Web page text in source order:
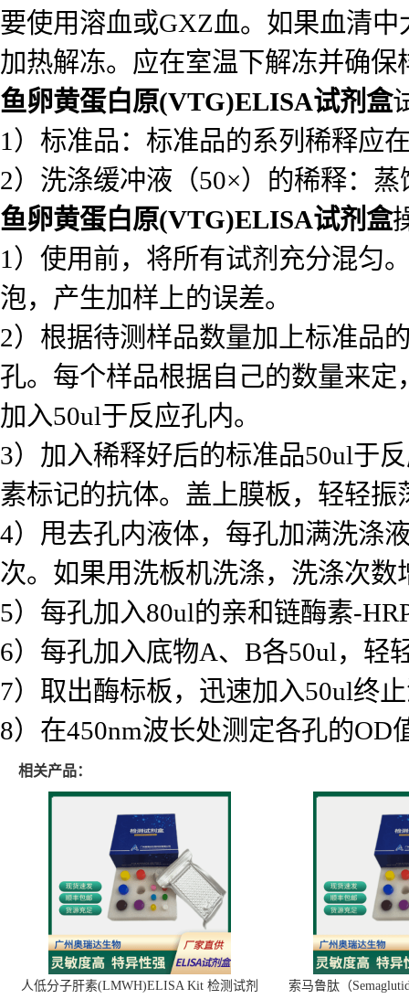
要使用溶血或GXZ血。如果血清
加热解冻。应在室温下解冻并确
鱼卵黄蛋白原(VTG)ELISA试剂盒
1）标准品：标准品的系列稀释应
2）洗涤缓冲液（50×）的稀释：
鱼卵黄蛋白原(VTG)ELISA试剂盒
1）使用前，将所有试剂充分混匀
泡，产生加样上的误差。
2）根据待测样品数量加上标准品
孔。每个样品根据自己的数量来
加入50ul于反应孔内。
3）加入稀释好后的标准品50ul于
素标记的抗体。盖上膜板，轻轻
4）甩去孔内液体，每孔加满洗涤
次。如果用洗板机洗涤，洗涤次数
5）每孔加入80ul的亲和链酶素-
6）每孔加入底物A、B各50ul，
7）取出酶标板，迅速加入50ul终
8）在450nm波长处测定各孔的OD
相关产品：
人低分子肝素(LMWH)ELISA Kit 检测试剂
索马鲁肽（